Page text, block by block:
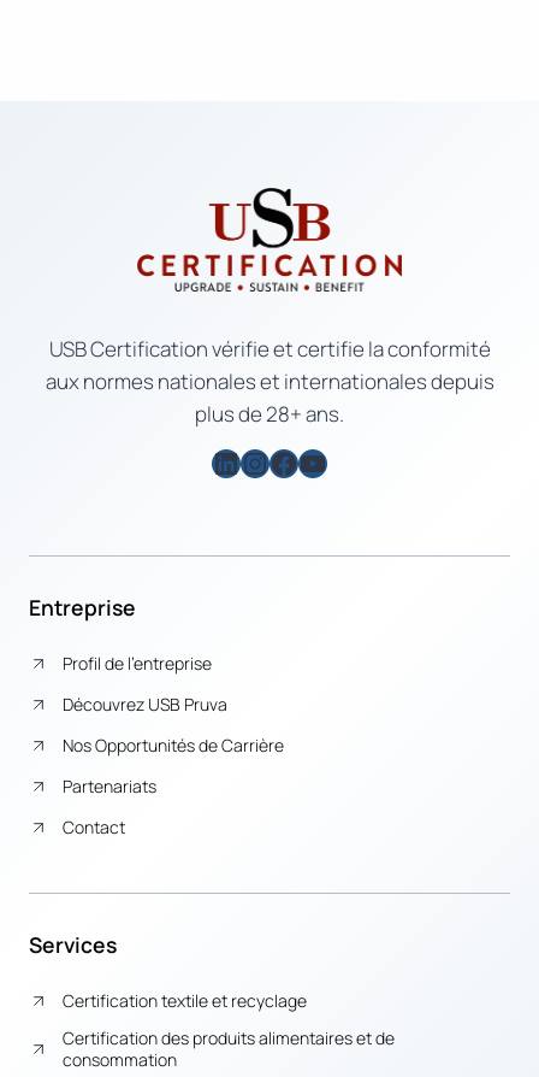
USB Certification vérifie et certifie la conformité
aux normes nationales et internationales depuis
plus de 28+ ans.
LinkedIn
Instagram
Facebook
YouTube
Entreprise
Profil de l’entreprise
Découvrez USB Pruva
Nos Opportunités de Carrière
Partenariats
Contact
Services
Certification textile et recyclage
Certification des produits alimentaires et de
consommation